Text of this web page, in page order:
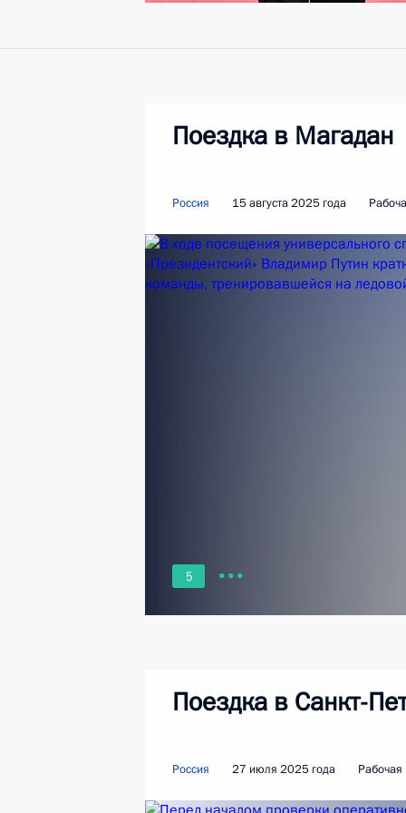
Поездка в Магадан
Россия 15 августа 2025 года
5
Поездка в Санкт-
Россия 27 июля 2025 года